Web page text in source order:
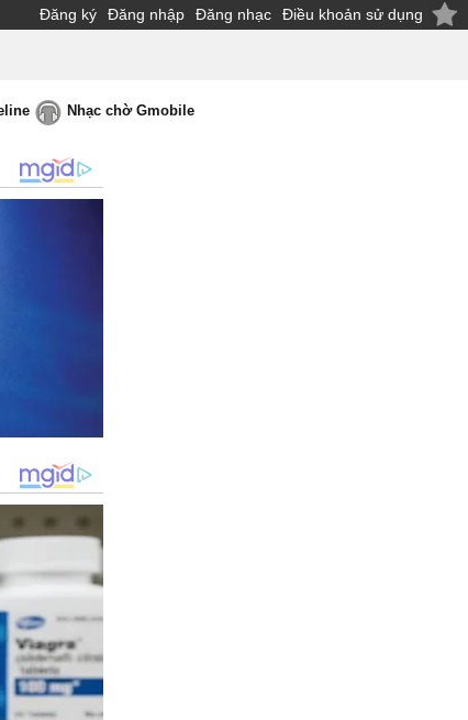
Đăng ký Đăng nhập Đăng nhạc Điều khoản sử dụng
Nhạc chờ Gmobile